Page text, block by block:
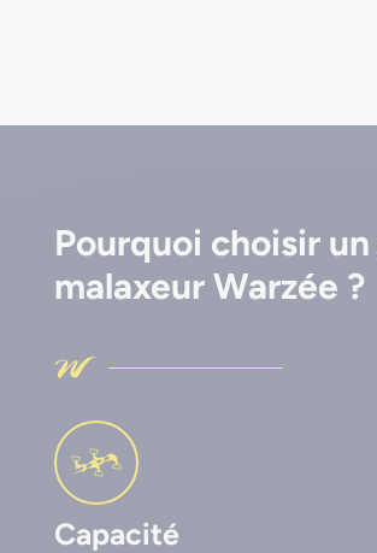
Pourquoi choisir
malaxeur Warzée ?
Capacité